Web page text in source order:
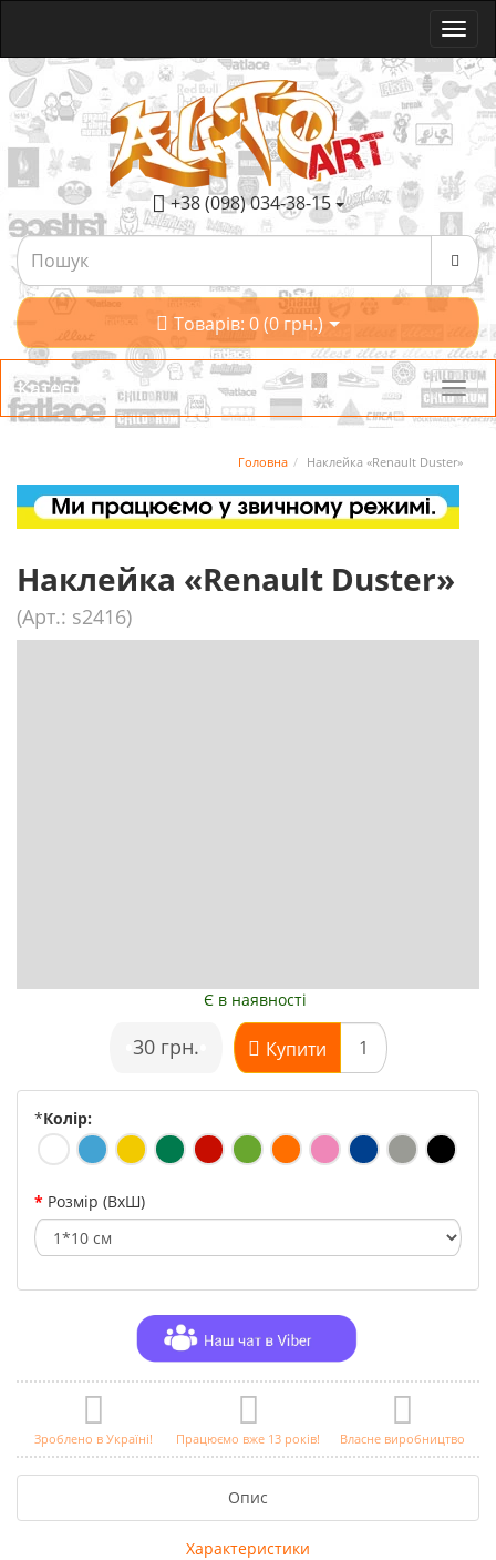
+38 (098) 034-38-15
Товарів: 0 (0 грн.)
Категорії
Головна Наклейка «Renault Duster»
Наклейка «Renault Duster»
(Арт.: s2416)
Є в наявності
30 грн. Купити
*Колір:
Розмір (ВхШ)
Зроблено в Україні! Працюємо вже 13 років! Власне виробництво
Опис
Характеристики